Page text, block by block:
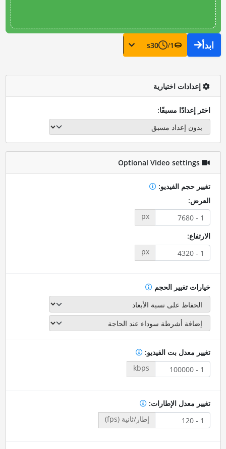
ابدأ 1
/
30
s
إعدادات اختيارية
اختر إعدادًا مسبقًا:
Optional Video settings
تغيير حجم الفيديو:
العرض:
px
الارتفاع:
px
خيارات تغيير الحجم
تغيير معدل بت الفيديو:
kbps
تغيير معدل الإطارات:
إطار/ثانية (fps)